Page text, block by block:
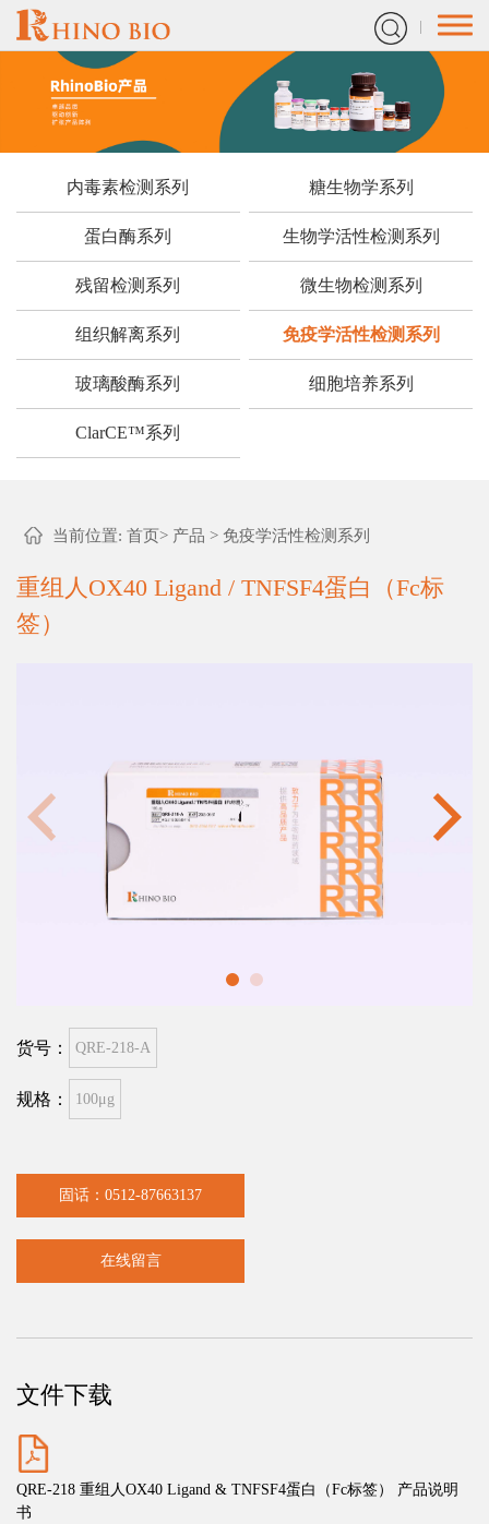
内毒素检测系列 糖生物学系列
蛋白酶系列 生物学活性检测系列
残留检测系列 微生物检测系列
组织解离系列 免疫学活性检测系列
玻璃酸酶系列 细胞培养系列
ClarCE™系列
当前位置: 首页> 产品 > 免疫学活性检测系列
重组人OX40 Ligand / TNFSF4蛋白（Fc标
签）
货号： QRE-218-A
规格： 100μg
固话：0512-87663137
在线留言
文件下载
QRE-218 重组人OX40 Ligand & TNFSF4蛋白（Fc标签） 产品说明
书